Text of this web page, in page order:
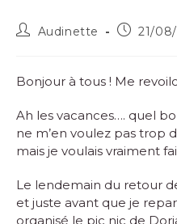
Audinette 21/
Bonjour à tous ! Me
Ah les vacances…. quel
ne m’en voulez pas trop
mais je voulais vraiment
Le lendemain du retour
et juste avant que je
organisé le pic nic de